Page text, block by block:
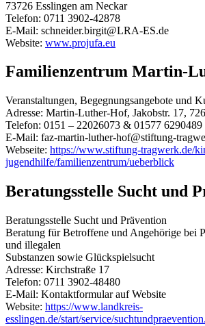
73726 Esslingen am Neckar
Telefon: 0711 3902-42878
E-Mail: schneider.birgit@LRA-ES.de
Website: www.projufa.eu
Familienzentrum Martin-
Veranstaltungen, Begegnungsangebote und
Adresse: Martin-Luther-Hof, Jakobstr. 17,
Telefon: 0151 – 22026073 & 01577 6290489
E-Mail: faz-martin-luther-hof@stiftung-
Webseite: https://www.stiftung-tragwerk.de/
jugendhilfe/familienzentrum/ueberblick
Beratungsstelle Sucht und
Beratungsstelle Sucht und Prävention
Beratung für Betroffene und Angehörige bei
und illegalen
Substanzen sowie Glückspielsucht
Adresse: Kirchstraße 17
Telefon: 0711 3902-48480
E-Mail: Kontaktformular auf Website
Website: https://www.landkreis-
esslingen.de/start/service/